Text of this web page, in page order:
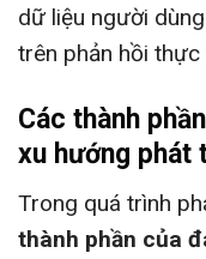
dữ liệu người
trên phản hồi thực
Các thành
xu hướng phát
Trong quá trình
thành phần của